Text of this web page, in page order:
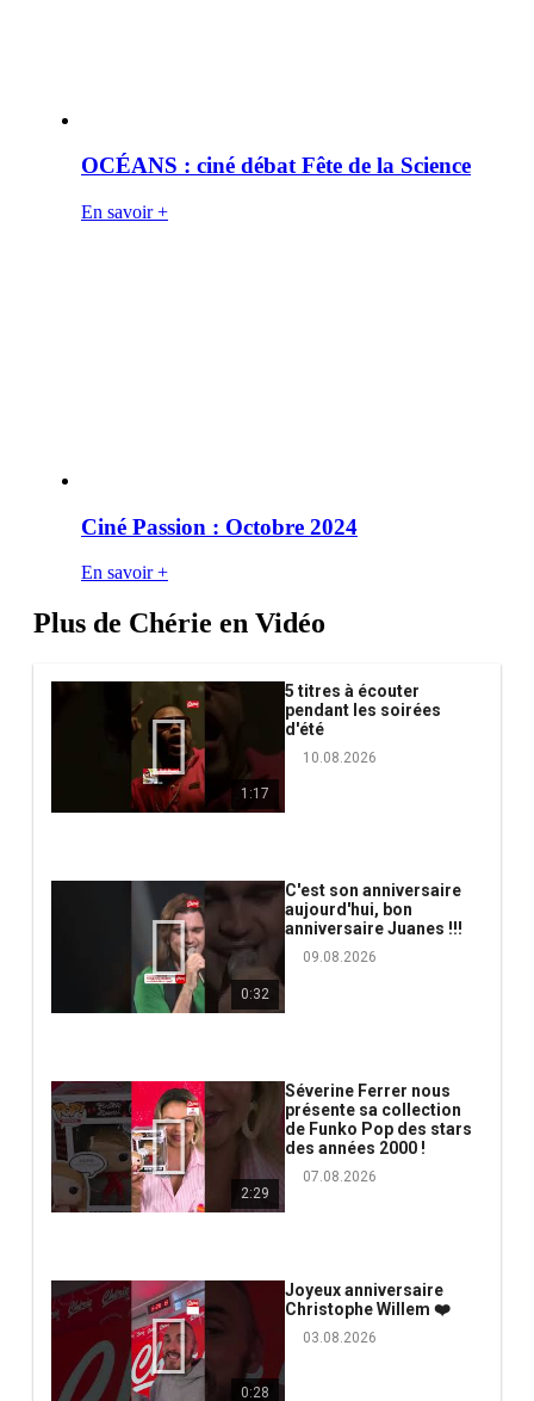
OCÉANS : ciné débat Fête de la Science
En savoir +
Ciné Passion : Octobre 2024
En savoir +
Plus de Chérie en Vidéo
1:17
5 titres à écouter
pendant les soirées
d'été
10.08.2026
0:32
C'est son anniversaire
aujourd'hui, bon
anniversaire Juanes !!!
09.08.2026
2:29
Séverine Ferrer nous
présente sa collection
de Funko Pop des stars
des années 2000 !
07.08.2026
0:28
Joyeux anniversaire
Christophe Willem ❤️
03.08.2026